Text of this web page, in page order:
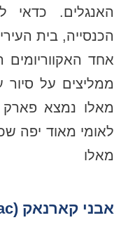
האנגלים. כדאי
הכנסייה, בית
אחד האקווריומים
ממליצים על סיור
מאלו נמצא פארק
לאומי מאוד יפה
מאלו
אבני קארנאק (Carnac)